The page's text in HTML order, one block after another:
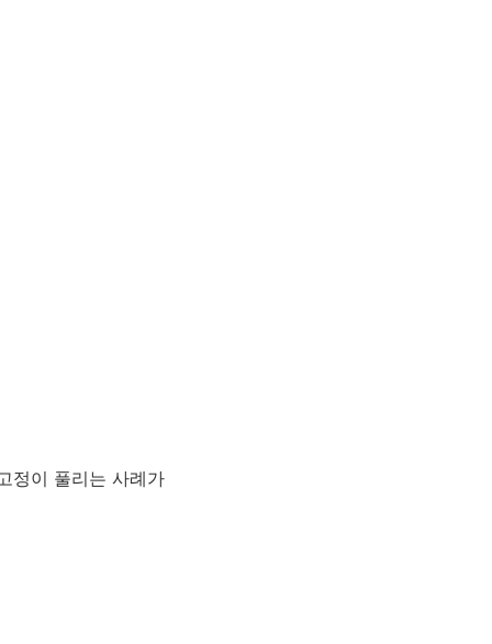
정이 풀리는 사례가